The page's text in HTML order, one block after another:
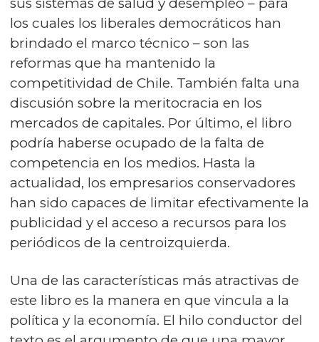
los cuales los liberales democráticos han
brindado el marco técnico – son las
reformas que ha mantenido la
competitividad de Chile. También falta una
discusión sobre la meritocracia en los
mercados de capitales. Por último, el libro
podría haberse ocupado de la falta de
competencia en los medios. Hasta la
actualidad, los empresarios conservadores
han sido capaces de limitar efectivamente la
publicidad y el acceso a recursos para los
periódicos de la centroizquierda.
Una de las características más atractivas de
este libro es la manera en que vincula a la
política y la economía. El hilo conductor del